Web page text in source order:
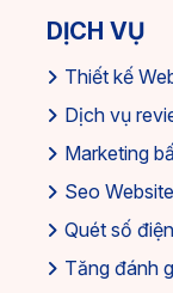
DỊCH VỤ
Thiết kế
Dịch vụ
Marketing
Seo
Quét số
Tăng đánh